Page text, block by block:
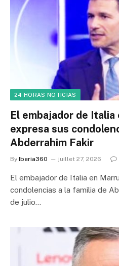
24 HORAS NOTICIAS
El embajador de
expresa sus
Abderrahim Fakir
By Iberia360 juillet 27, 2026
El embajador de Italia en
condolencias a la familia de
de julio…